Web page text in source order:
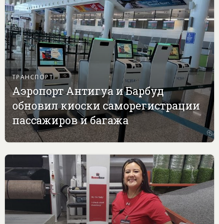
ТРАНСПОРТ
Аэропорт Антигуа и Барбуд
обновил киоски саморегистрации
пассажиров и багажа